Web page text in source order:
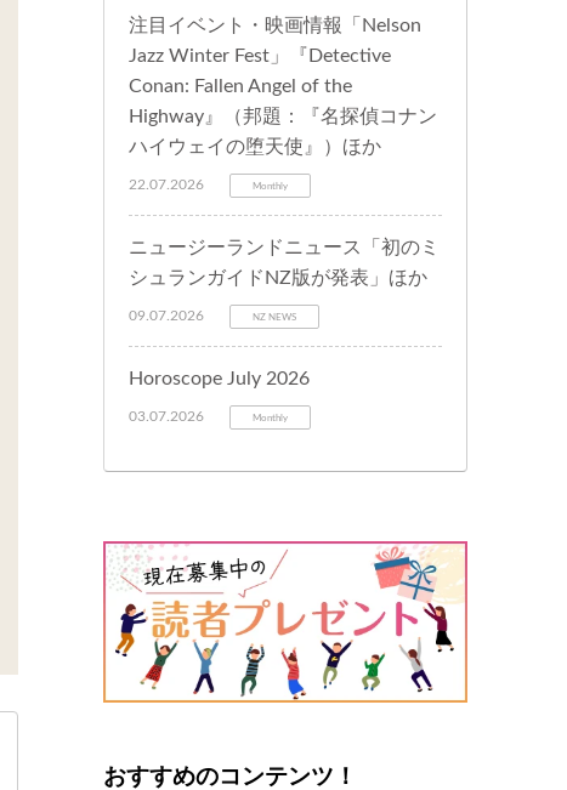
注目イベント・映画情報「Nelson
Jazz Winter Fest」『Detective
Conan: Fallen Angel of the
Highway』（邦題：『名探偵コナン
ハイウェイの堕天使』）ほか
22.07.2026 Monthly
ニュージーランドニュース「初のミ
シュランガイドNZ版が発表」ほか
09.07.2026 NZ NEWS
Horoscope July 2026
03.07.2026 Monthly
おすすめのコンテンツ！